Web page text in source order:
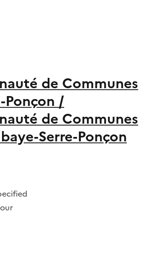
de Communes
Ponçon /
de Communes
Serre-Ponçon